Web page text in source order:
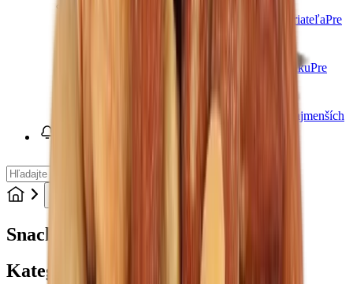
Pre brata Pre priateľaPre
Pre manželkuPre
Pre teenagerov
Pre najmenších
Snacky
Snacky
Kategórie